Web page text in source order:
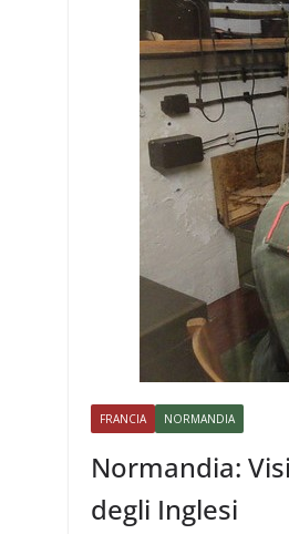
FRANCIA NORMANDIA
Normandia:
degli Inglesi